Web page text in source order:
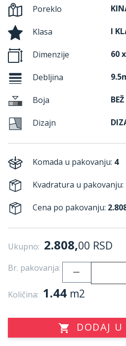
Poreklo
Klasa I
Dimenzije 60
Debljina
Boja BEŽ
Dizajn
Komada u pakovanju: 4
Kvadratura u pakovanju:
Cena po pakovanju:
Ukupno: 2.808,00 RSD
Br. pakovanja:
Količina: 1.44 m2
DODAJ U